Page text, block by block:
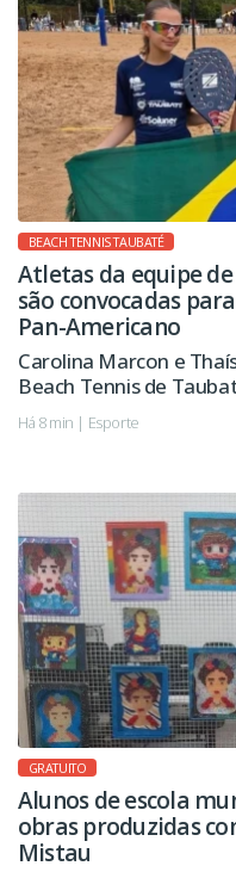
BEACH TENNIS TAUBATÉ
Atletas da equipe
são convocadas
Pan-Americano
Carolina Marcon e
Beach Tennis de
Circuito Nacional da
ranking brasileiro da
Pan-Americano de
Há 8 min | Esporte
GRATUITO
Alunos de escola
obras produzidas
Mistau